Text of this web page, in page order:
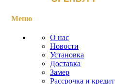
Меню
О нас
Новости
Установка
Доставка
Замер
Рассрочка и кредит